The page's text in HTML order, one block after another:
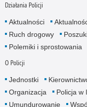
Działania Policji
Aktualności
Ruch drogowy
Polemiki i sprostowania
O Policji
Jednostki
Organizacja
Policja w
Umundurowanie